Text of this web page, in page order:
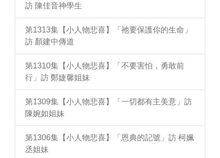
訪 陳佳音神學生
第1313集【小人物悲喜】「祂要保護你的生命」
訪 顏建中傳道
第1310集【小人物悲喜】「不要害怕，勇敢前
行」訪 鄭婕馨姐妹
第1309集【小人物悲喜】「一切都有主美意」訪
陳婉如姐妹
第1306集【小人物悲喜】「恩典的記號」訪 柯姵
丞姐妹